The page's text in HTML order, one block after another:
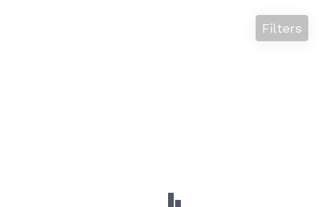
Filters